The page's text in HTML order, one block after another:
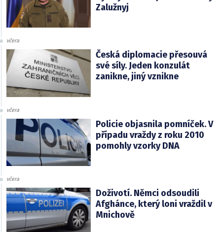
Zalužnyj
včera
Česká diplomacie přesouvá
své síly. Jeden konzulát
zanikne, jiný vznikne
včera
Policie objasnila pomníček. V
případu vraždy z roku 2010
pomohly vzorky DNA
včera
Doživotí. Němci odsoudili
Afghánce, který loni vraždil v
Mnichově